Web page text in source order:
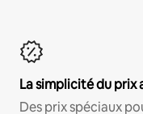
La simplicité du prix
Des prix spéciaux